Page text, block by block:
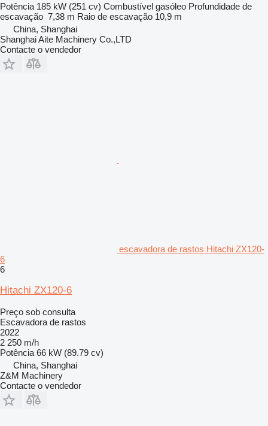
Potência 185 kW (251 cv) Combustível gasóleo Profundidade de
escavação 7,38 m Raio de escavação 10,9 m
China, Shanghai
Shanghai Aite Machinery Co.,LTD
Contacte o vendedor
escavadora de rastos Hitachi ZX120-
6
6
Hitachi ZX120-6
Preço sob consulta
Escavadora de rastos
2022
2 250 m/h
Potência 66 kW (89.79 cv)
China, Shanghai
Z&M Machinery
Contacte o vendedor